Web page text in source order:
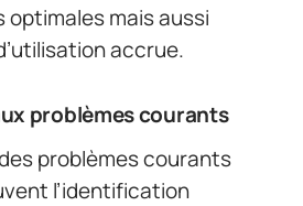
mais aussi
accrue.
problèmes courants
problèmes courants
l’identification